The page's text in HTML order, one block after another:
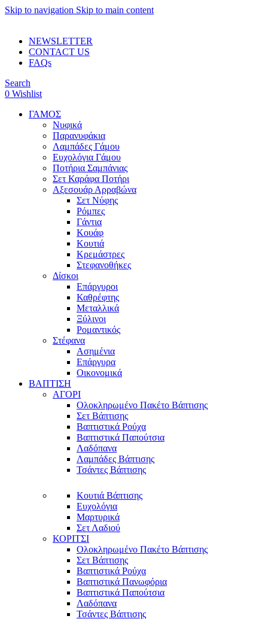
Skip to navigation Skip to main content
NEWSLETTER
CONTACT US
FAQs
Search
0 Wishlist
ΓΑΜΟΣ
Νυφικά
Παρανυφάκια
Λαμπάδες Γάμου
Ευχολόγια Γάμου
Ποτήρια Σαμπάνιας
Σετ Καράφα Ποτήρι
Αξεσουάρ Αρραβώνα
Σετ Νύφης
Ρόμπες
Γάντια
Κουάφ
Κουτιά
Κρεμάστρες
Στεφανοθήκες
Δίσκοι
Επάργυροι
Καθρέφτης
Μεταλλικά
Ξύλινοι
Ρομαντικός
Στέφανα
Ασημένια
Επάργυρα
Οικονομικά
ΒΑΠΤΙΣΗ
ΑΓΟΡΙ
Ολοκληρωμένο Πακέτο Βάπτισης
Σετ Βάπτισης
Βαπτιστικά Ρούχα
Βαπτιστικά Παπούτσια
Λαδόπανα
Λαμπάδες Βάπτισης
Τσάντες Βάπτισης
Κουτιά Βάπτισης
Ευχολόγια
Μαρτυρικά
Σετ Λαδιού
ΚΟΡΙΤΣΙ
Ολοκληρωμένο Πακέτο Βάπτισης
Σετ Βάπτισης
Βαπτιστικά Ρούχα
Βαπτιστικά Πανωφόρια
Βαπτιστικά Παπούτσια
Λαδόπανα
Τσάντες Βάπτισης